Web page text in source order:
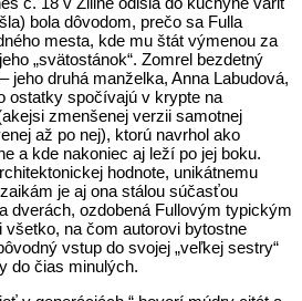
bola dôvodom, prečo sa Fulla
mesta, kde mu štát výmenou za
„svätostánok“. Zomrel bezdetný
jeho druhá manželka, Anna Labudová,
ostatky spočívajú v krypte na
zmenšenej verzii samotnej
až po nej), ktorú navrhol ako
a kde nakoniec aj leží po jej boku.
hodnote, unikátnemu
je aj ona stálou súčasťou
dverách, ozdobená Fullovým typickým
na čom autorovi bytostne
vstup do svojej „veľkej sestry“
do čias minulých.